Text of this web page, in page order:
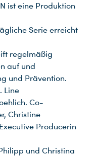
ist eine Produktion
Serie erreicht
regelmäßig
auf und
und Prävention.
Line
Co-
Christine
Producerin
und Christina